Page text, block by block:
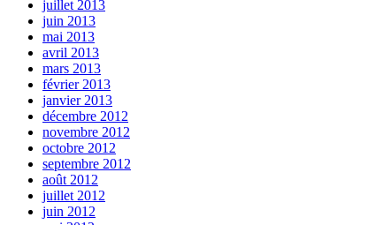
juillet 2013
juin 2013
mai 2013
avril 2013
mars 2013
février 2013
janvier 2013
décembre 2012
novembre 2012
octobre 2012
septembre 2012
août 2012
juillet 2012
juin 2012